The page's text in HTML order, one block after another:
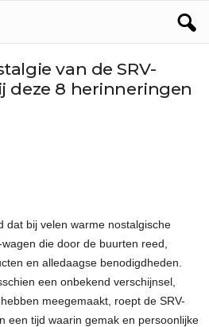
van de SRV-
deze 8 herinneringen
dat bij velen warme nostalgische
die door de buurten reed,
en alledaagse benodigdheden.
een onbekend verschijnsel,
meegemaakt, roept de SRV-
een tijd waarin gemak en persoonlijke